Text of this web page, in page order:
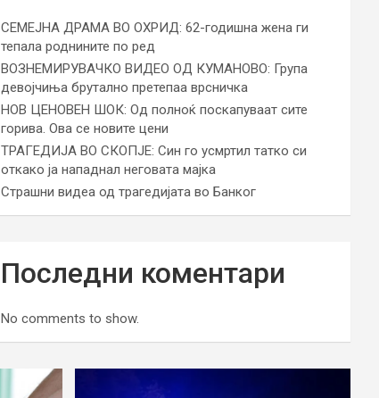
СЕМЕЈНА ДРАМА ВО ОХРИД: 62-годишна жена ги
тепала роднините по ред
ВОЗНЕМИРУВАЧКО ВИДЕО ОД КУМАНОВО: Група
девојчиња брутално претепаа врсничка
НОВ ЦЕНОВЕН ШОК: Од полноќ поскапуваат сите
горива. Ова се новите цени
ТРАГЕДИЈА ВО СКОПЈЕ: Син го усмртил татко си
откако ја нападнал неговата мајка
Страшни видеа од трагедијата во Банког
Последни коментари
No comments to show.